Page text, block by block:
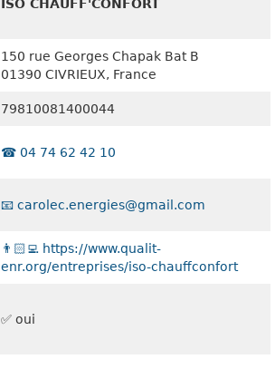
ISO CHAUFF'CONFORT
150 rue Georges Chapak Bat B
01390 CIVRIEUX, France
79810081400044
☎️ 04 74 62 42 10
📧 carolec.energies@gmail.com
👨🏻‍💻 https://www.qualit-
enr.org/entreprises/iso-chauffconfort
✅ oui